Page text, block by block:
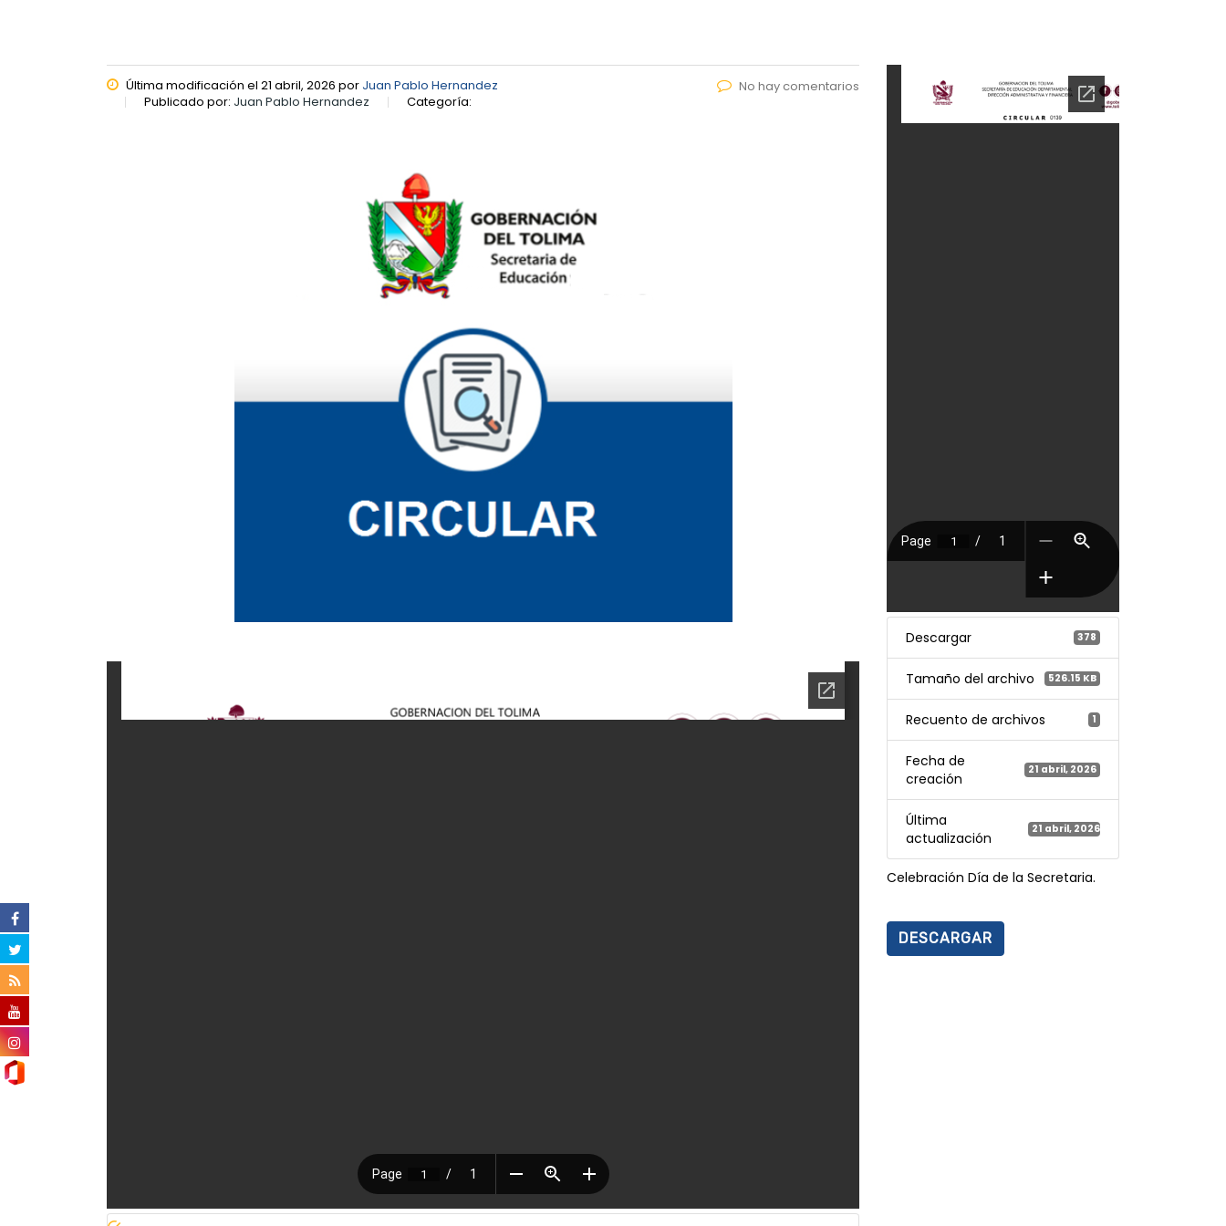
Última modificación el 21 abril, 2026 por Juan Pablo Hernandez
Publicado por: Juan Pablo Hernandez Categoría:
No hay comentarios
Descargar 378
Tamaño del archivo 526.15 KB
Recuento de archivos 1
Fecha de
creación
21 abril, 2026
Última
actualización
21 abril, 2026
Celebración Día de la Secretaria.
DESCARGAR